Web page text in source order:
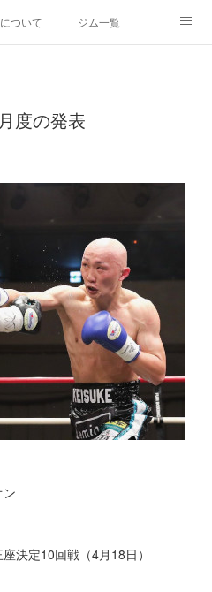
ついて ジム一覧
度の発表
決定10回戦（4月18日）